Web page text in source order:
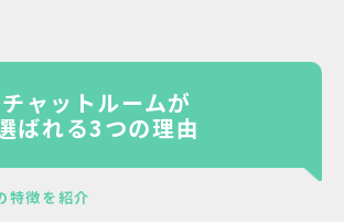
チャットルームが
ばれる3つの理由
特徴を紹介